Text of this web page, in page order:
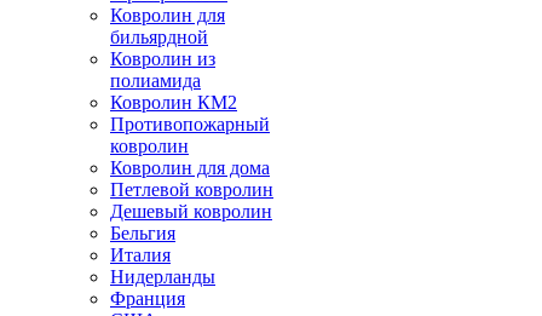
Ковролин для
бильярдной
Ковролин из
полиамида
Ковролин КМ2
Противопожарный
ковролин
Ковролин для дома
Петлевой ковролин
Дешевый ковролин
Бельгия
Италия
Нидерланды
Франция